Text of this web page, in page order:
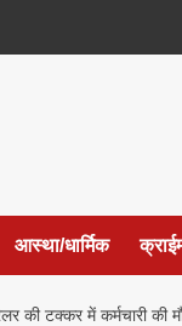
आस्था/धार्मिक
की टक्कर में कर्मचारी की